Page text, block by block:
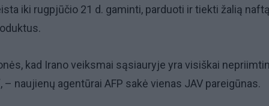
iki rugpjūčio 21 d. gaminti, parduoti ir tiekti žalią
kad Irano veiksmai sąsiauryje yra visiškai
– naujienų agentūrai AFP sakė vienas JAV pareigūnas.